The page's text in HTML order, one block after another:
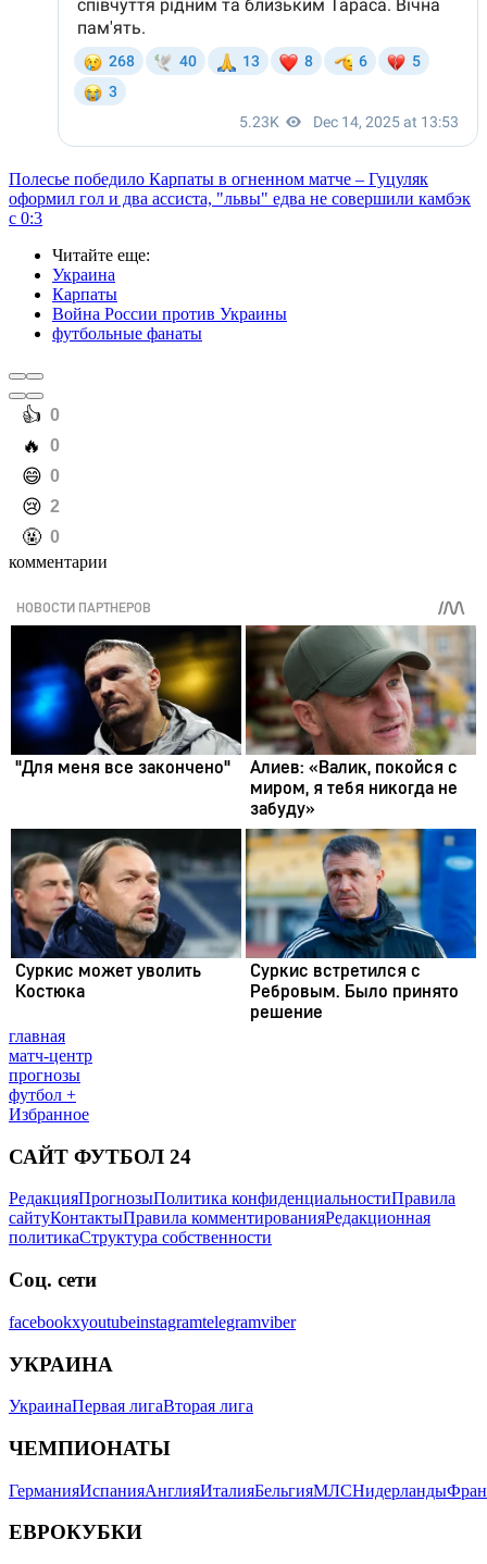
Полесье победило Карпаты в огненном матче – Гуцуляк
оформил гол и два ассиста, "львы" едва не совершили камбэк
с 0:3
Читайте еще:
Украина
Карпаты
Война России против Украины
футбольные фанаты
️👍 0
️🔥 0
️😄 0
️😢 2
️🤬 0
комментарии
главная
матч-центр
прогнозы
футбол +
Избранное
САЙТ ФУТБОЛ 24
РедакцияПрогнозыПолитика конфиденциальностиПравила
сайтуКонтактыПравила комментированияРедакционная
политикаСтруктура собственности
Соц. сети
facebookxyoutubeinstagramtelegramviber
УКРАИНА
УкраинаПервая лигаВторая лига
ЧЕМПИОНАТЫ
ГерманияИспанияАнглияИталияБельгияМЛСНидерланды
ЕВРОКУБКИ